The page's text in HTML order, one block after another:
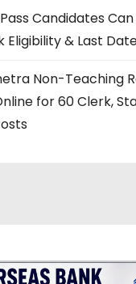
Candidates
Eligibility & Last
Non-Teaching
for 60 Clerk,